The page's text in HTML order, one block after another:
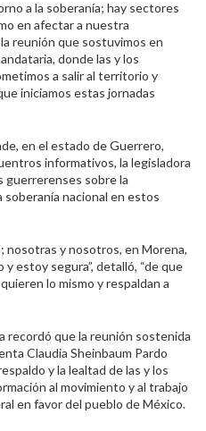
a la soberanía; hay sectores
en afectar a nuestra
reunión que sostuvimos en
donde las y los
a salir al territorio y
iniciamos estas jornadas
en el estado de Guerrero,
informativos, la legisladora
guerrerenses sobre la
nacional en estos
nosotras y nosotros, en Morena,
estoy segura”, detalló, “de que
lo mismo y respaldan a
recordó que la reunión sostenida
Claudia Sheinbaum Pardo
y la lealtad de las y los
al movimiento y al trabajo
en favor del pueblo de México.